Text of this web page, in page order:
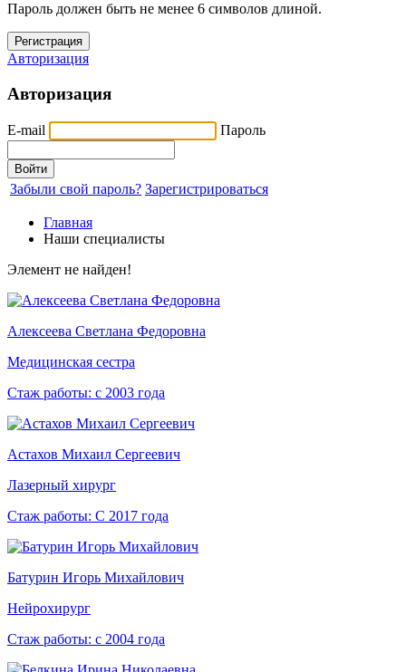
Пароль должен быть не менее 6 символов длиной.
Авторизация
Авторизация
E-mail Пароль
Забыли свой пароль? Зарегистрироваться
Главная
Наши специалисты
Элемент не найден!
Алексеева Светлана Федоровна
Медицинская сестра
Стаж работы: с 2003 года
Астахов Михаил Сергеевич
Лазерный хирург
Стаж работы: С 2017 года
Батурин Игорь Михайлович
Нейрохирург
Стаж работы: с 2004 года